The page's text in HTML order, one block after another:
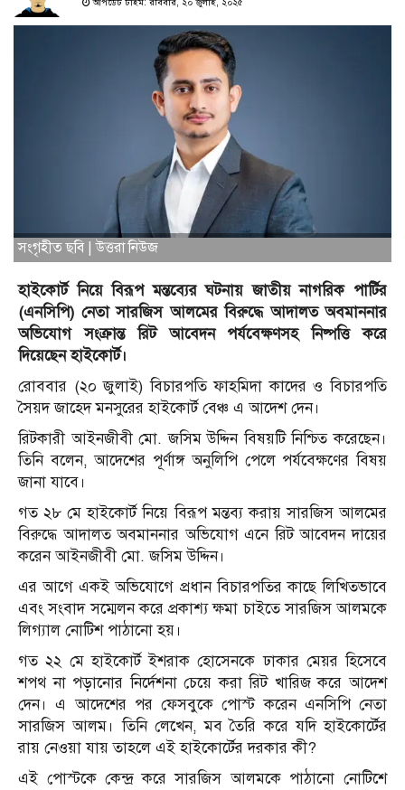
আপডেট টাইম: রবিবার, ২০ জুলাই, ২০২৫
সংগৃহীত ছবি | উত্তরা নিউজ
হাইকোর্ট নিয়ে বিরূপ মন্তব্যের ঘটনায় জাতীয় নাগরিক পার্টির
(এনসিপি) নেতা সারজিস আলমের বিরুদ্ধে আদালত অবমাননার
অভিযোগ সংক্রান্ত রিট আবেদন পর্যবেক্ষণসহ নিষ্পত্তি করে
দিয়েছেন হাইকোর্ট।
রোববার (২০ জুলাই) বিচারপতি ফাহমিদা কাদের ও বিচারপতি
সৈয়দ জাহেদ মনসুরের হাইকোর্ট বেঞ্চ এ আদেশ দেন।
রিটকারী আইনজীবী মো. জসিম উদ্দিন বিষয়টি নিশ্চিত করেছেন।
তিনি বলেন, আদেশের পূর্ণাঙ্গ অনুলিপি পেলে পর্যবেক্ষণের বিষয়
জানা যাবে।
গত ২৮ মে হাইকোর্ট নিয়ে বিরূপ মন্তব্য করায় সারজিস আলমের
বিরুদ্ধে আদালত অবমাননার অভিযোগ এনে রিট আবেদন দায়ের
করেন আইনজীবী মো. জসিম উদ্দিন।
এর আগে একই অভিযোগে প্রধান বিচারপতির কাছে লিখিতভাবে
এবং সংবাদ সম্মেলন করে প্রকাশ্য ক্ষমা চাইতে সারজিস আলমকে
লিগ্যাল নোটিশ পাঠানো হয়।
গত ২২ মে হাইকোর্ট ইশরাক হোসেনকে ঢাকার মেয়র হিসেবে
শপথ না পড়ানোর নির্দেশনা চেয়ে করা রিট খারিজ করে আদেশ
দেন। এ আদেশের পর ফেসবুকে পোস্ট করেন এনসিপি নেতা
সারজিস আলম। তিনি লেখেন, মব তৈরি করে যদি হাইকোর্টের
রায় নেওয়া যায় তাহলে এই হাইকোর্টের দরকার কী?
এই পোস্টকে কেন্দ্র করে সারজিস আলমকে পাঠানো নোটিশে